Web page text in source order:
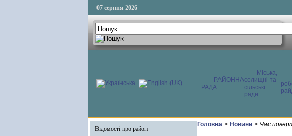
07 серпня 2026
РАЙОННА
РАДА
Міська,
селищні та
сільські
ради
Відомості про район
Головна > Новини > Час